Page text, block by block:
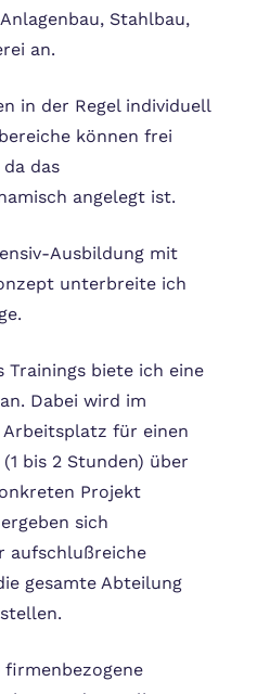
Stahlbau,
an.
in der Regel individuell
können frei
das
angelegt ist.
Ausbildung mit
unterbreite ich
Trainings biete ich eine
Dabei wird im
für einen
bis 2 Stunden) über
Projekt
sich
aufschlußreiche
gesamte Abteilung